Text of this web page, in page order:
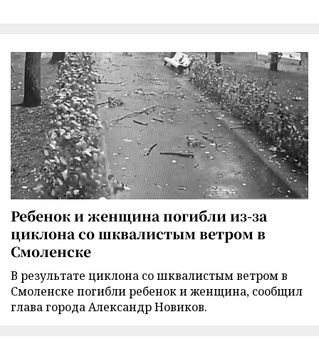
Ребенок и женщина погибли из-за
циклона со шквалистым ветром в
Смоленске
В результате циклона со шквалистым ветром в
Смоленске погибли ребенок и женщина, сообщил
глава города Александр Новиков.